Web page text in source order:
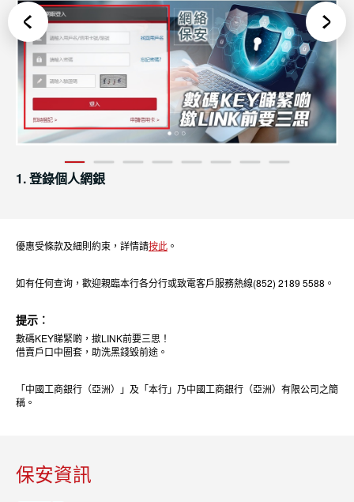
Previous Next
1. 登錄個人網銀
優惠受條款及細則約束，詳情請按此 。
如有任何查询，歡迎親臨本行各分行或致電客戶服務熱線(852) 2189 5588。
提示︰
數碼KEY睇緊啲，撳LINK前要三思！
借賣戶口中圈套，助洗黑錢毀前途。
「中國工商銀行（亞洲）」及「本行」乃中國工商銀行（亞洲）有限公司之簡
稱。
保安資訊